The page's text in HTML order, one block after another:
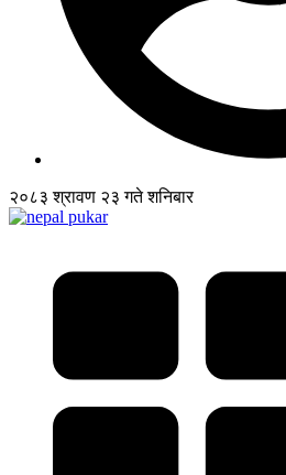
२०८३ श्रावण २३ गते शनिबार